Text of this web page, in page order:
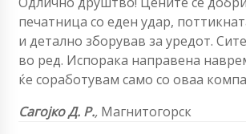
печатница со еден удар,
и детално зборував за уредот.
во ред. Испорака направена
ќе соработувам само со оваа
Сагојко Д. Р., Магнитогорск